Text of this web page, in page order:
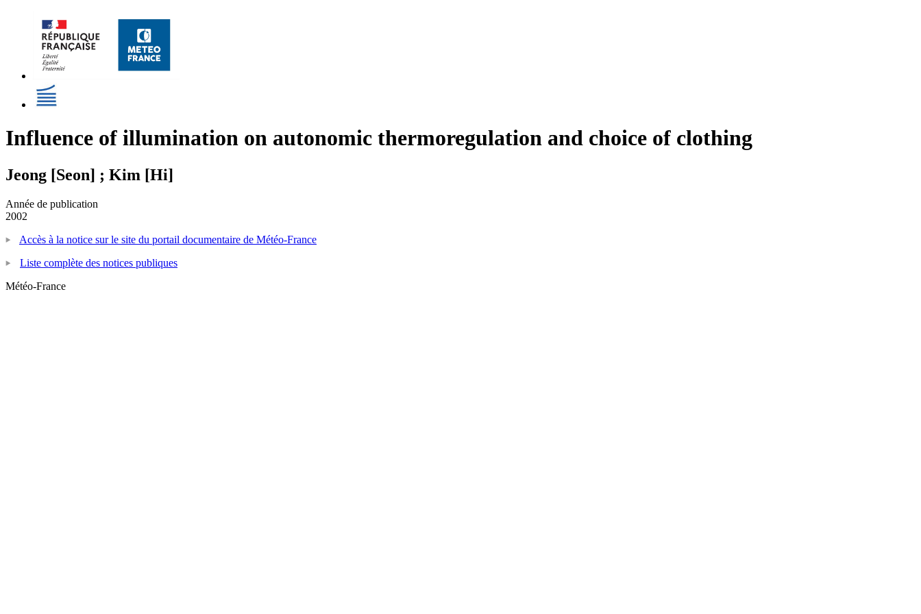
Influence of illumination on autonomic thermoregulation and choice of clothing
Jeong [Seon] ; Kim [Hi]
Année de publication
2002
Accès à la notice sur le site du portail documentaire de Météo-France
Liste complète des notices publiques
Météo-France